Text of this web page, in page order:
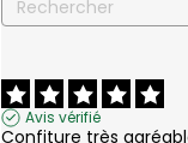
Avis vérifié
Confiture très